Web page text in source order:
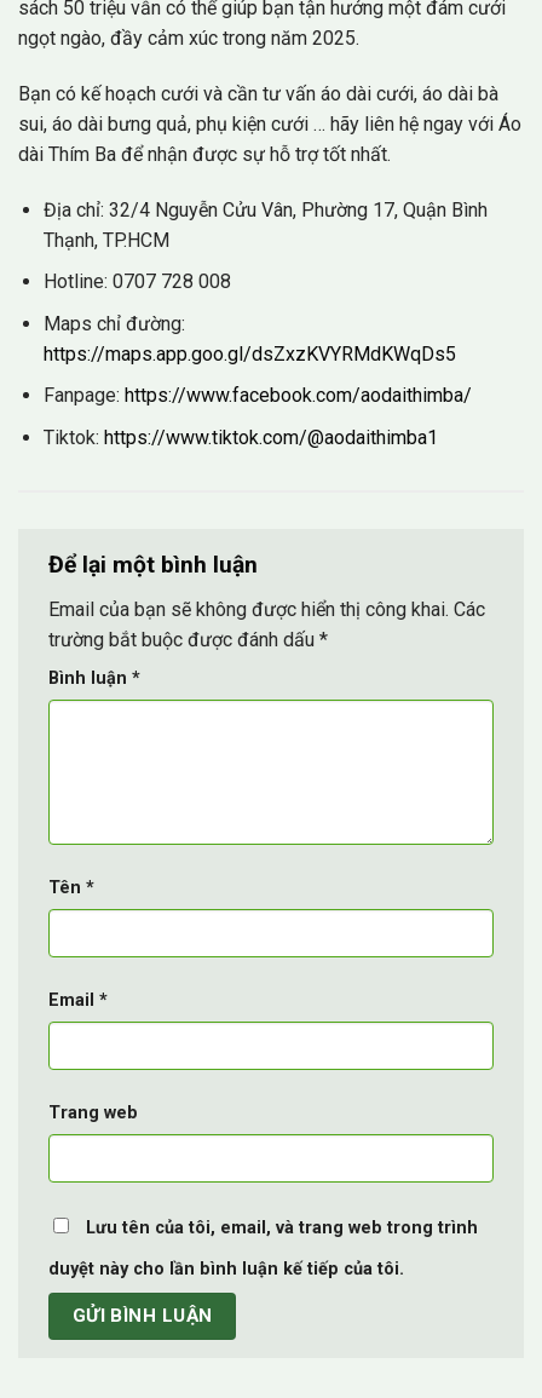
sách 50 triệu vẫn có thể giúp bạn tận hưởng một đám cưới
ngọt ngào, đầy cảm xúc trong năm 2025.
Bạn có kế hoạch cưới và cần tư vấn áo dài cưới, áo dài bà
sui, áo dài bưng quả, phụ kiện cưới … hãy liên hệ ngay với Áo
dài Thím Ba để nhận được sự hỗ trợ tốt nhất.
Địa chỉ: 32/4 Nguyễn Cửu Vân, Phường 17, Quận Bình
Thạnh, TP.HCM
Hotline: 0707 728 008
Maps chỉ đường:
https://maps.app.goo.gl/dsZxzKVYRMdKWqDs5
Fanpage: https://www.facebook.com/aodaithimba/
Tiktok: https://www.tiktok.com/@aodaithimba1
Để lại một bình luận
Email của bạn sẽ không được hiển thị công khai. Các
trường bắt buộc được đánh dấu *
Bình luận *
Tên *
Email *
Trang web
Lưu tên của tôi, email, và trang web trong trình
duyệt này cho lần bình luận kế tiếp của tôi.